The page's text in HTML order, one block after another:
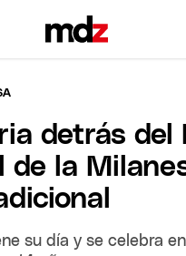
detrás del
de la
su día y se celebra